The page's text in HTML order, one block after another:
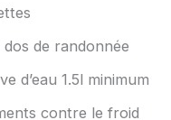
dos de randonnée
d’eau 1.5l minimum
contre le froid